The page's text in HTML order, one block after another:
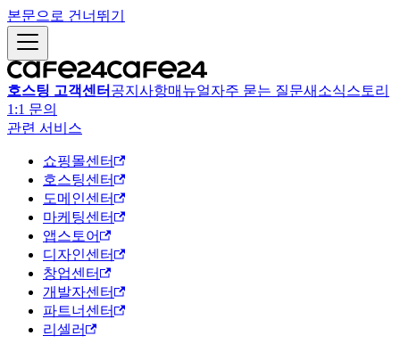
본문으로 건너뛰기
호스팅 고객센터 공지사항매뉴얼자주 묻는 질문새소식스토리
1:1 문의
관련 서비스
쇼핑몰센터
호스팅센터
도메인센터
마케팅센터
앱스토어
디자인센터
창업센터
개발자센터
파트너센터
리셀러